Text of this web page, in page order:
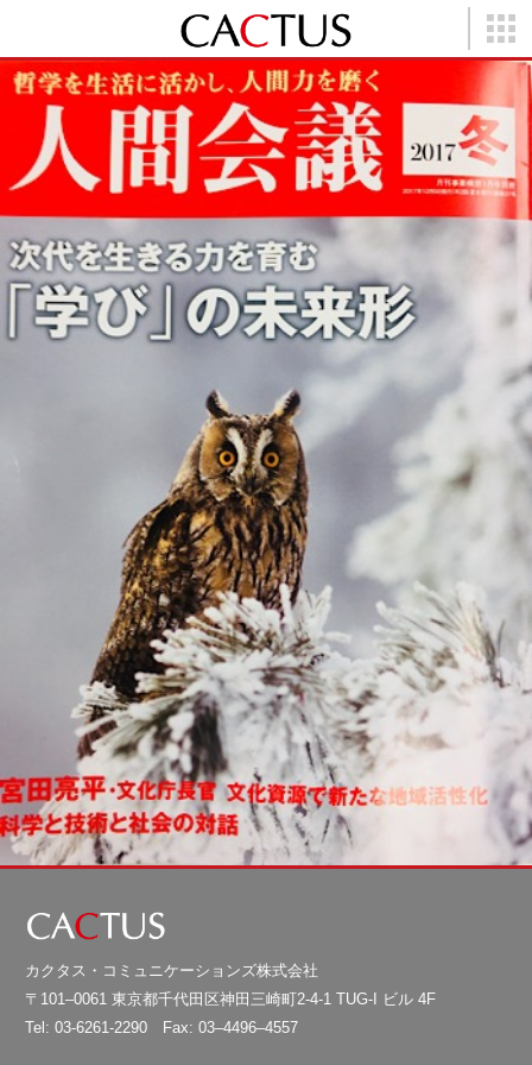
カクタス・コミュニケーションズ株式会社
〒101–0061 東京都千代田区神田三崎町2-4-1 TUG-I ビル 4F
Tel: 03-6261-2290 Fax: 03–4496–4557